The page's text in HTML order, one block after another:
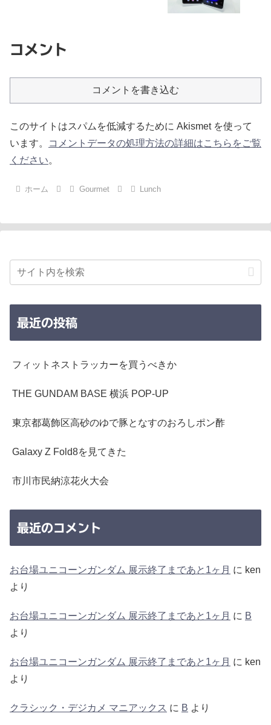
コメント
コメントを書き込む
このサイトはスパムを低減するために Akismet を使って
います。
コメントデータの処理方法の詳細はこちらをご覧
ください。
ホーム Gourmet Lunch
最近の投稿
フィットネストラッカーを買うべきか
THE GUNDAM BASE 横浜 POP-UP
東京都葛飾区高砂のゆで豚となすのおろしポン酢
Galaxy Z Fold8を見てきた
市川市民納涼花火大会
最近のコメント
お台場ユニコーンガンダム 展示終了まであと1ヶ月 に ken
より
お台場ユニコーンガンダム 展示終了まであと1ヶ月 に B
より
お台場ユニコーンガンダム 展示終了まであと1ヶ月 に ken
より
クラシック・デジカメ マニアックス に B より